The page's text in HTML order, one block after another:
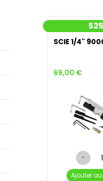
SCIE 1/4"
69,00 €
-
Ajouter